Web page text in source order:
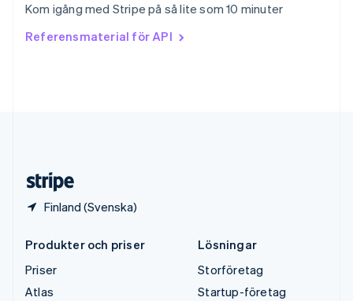
Kom igång med Stripe på så lite som 10 minuter
Referensmaterial för API
Finland (Svenska)
ไทยEnglish
English
Produkter och priser
Priser
Atlas
Lösningar
Storföretag
Startup-företag